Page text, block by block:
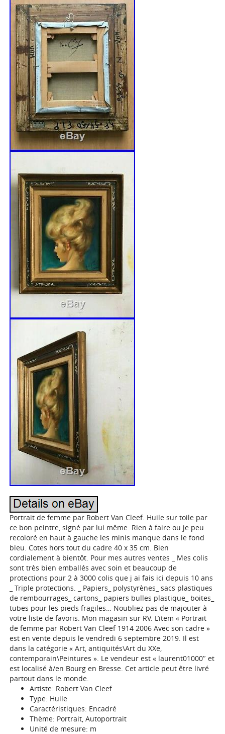
Portrait de femme par Robert Van Cleef. Huile sur toile par
ce bon peintre, signé par lui même. Rien à faire ou je peu
recoloré en haut à gauche les minis manque dans le fond
bleu. Cotes hors tout du cadre 40 x 35 cm. Bien
cordialement à bientôt. Pour mes autres ventes _ Mes colis
sont très bien emballés avec soin et beaucoup de
protections pour 2 à 3000 colis que j ai fais ici depuis 10 ans
_ Triple protections. _ Papiers_ polystyrènes_ sacs plastiques
de rembourrages_ cartons_ papiers bulles plastique_ boites_
tubes pour les pieds fragiles… Noubliez pas de majouter à
votre liste de favoris. Mon magasin sur RV. L’item « Portrait
de femme par Robert Van Cleef 1914 2006 Avec son cadre »
est en vente depuis le vendredi 6 septembre 2019. Il est
dans la catégorie « Art, antiquités\Art du XXe,
contemporain\Peintures ». Le vendeur est « laurent01000″ et
est localisé à/en Bourg en Bresse. Cet article peut être livré
partout dans le monde.
Artiste: Robert Van Cleef
Type: Huile
Caractéristiques: Encadré
Thème: Portrait, Autoportrait
Unité de mesure: m